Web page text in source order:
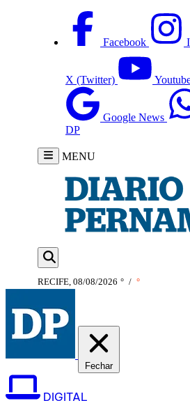
Facebook
X (Twitter)
Google News
DP
MENU
RECIFE, 08/08/2026 ° / °
Fechar
DIGITAL